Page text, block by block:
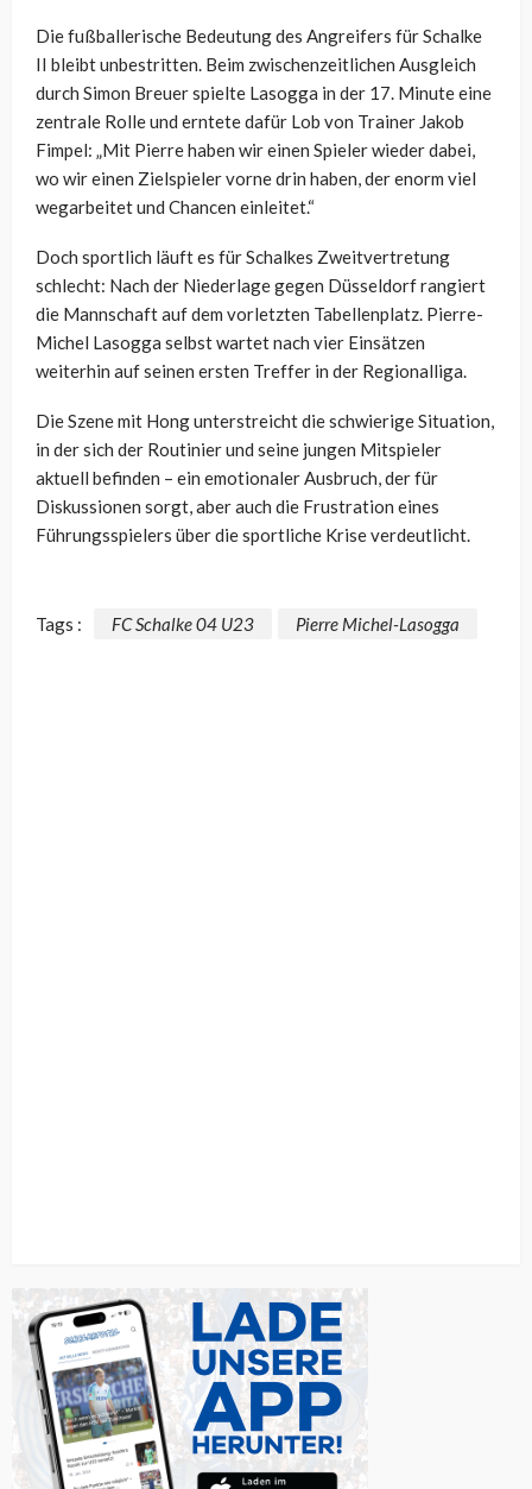
Diefußballerische Bedeutung des Angreifers für Schalke
II bleibt unbestritten. Beim zwischenzeitlichen Ausgleich
durch Simon Breuer spielte Lasogga in der 17. Minute eine
zentrale Rolle und erntete dafür Lob von Trainer Jakob
Fimpel: „Mit Pierre haben wir einen Spieler wieder dabei,
wo wir einen Zielspieler vorne drin haben, der enorm viel
wegarbeitet und Chancen einleitet.“
Doch sportlich läuft es für Schalkes Zweitvertretung
schlecht: Nach der Niederlage gegen Düsseldorf rangiert
die Mannschaft auf dem vorletzten Tabellenplatz. Pierre-
Michel Lasogga selbst wartet nach vier Einsätzen
weiterhin auf seinen ersten Treffer in der Regionalliga.
Die Szene mit Hongunterstreicht die schwierige Situation,
in der sich der Routinier und seine jungen Mitspieler
aktuell befinden – ein emotionaler Ausbruch, der für
Diskussionen sorgt, aber auch die Frustration eines
Führungsspielers über die sportliche Krise verdeutlicht.
Tags : FC Schalke 04 U23 Pierre Michel-Lasogga